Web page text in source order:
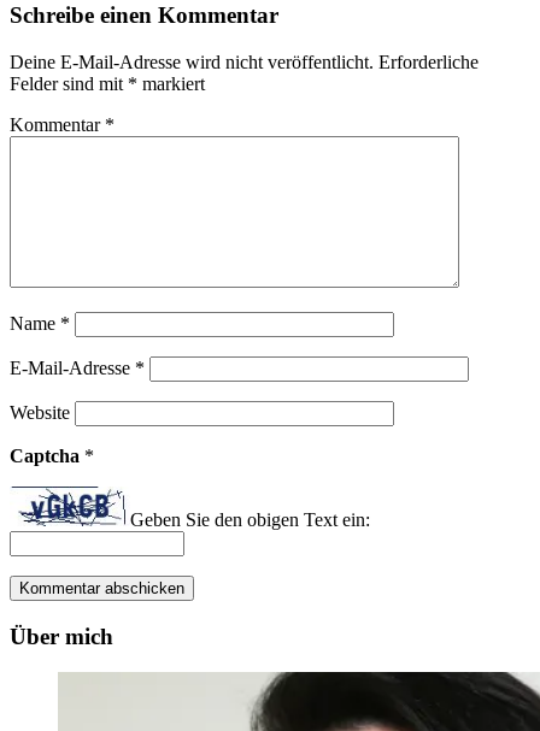
Schreibe einen Kommentar
Deine E-Mail-Adresse wird nicht veröffentlicht. Erforderliche
Felder sind mit * markiert
Kommentar *
Name *
E-Mail-Adresse *
Website
Captcha *
Geben Sie den obigen Text ein:
Über mich